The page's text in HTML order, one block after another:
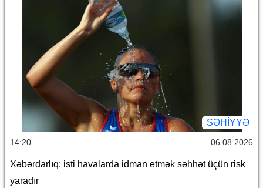
SƏHIYYƏ
14:20 06.08.2026
Xəbərdarlıq: isti havalarda idman etmək səhhət üçün risk
yaradır